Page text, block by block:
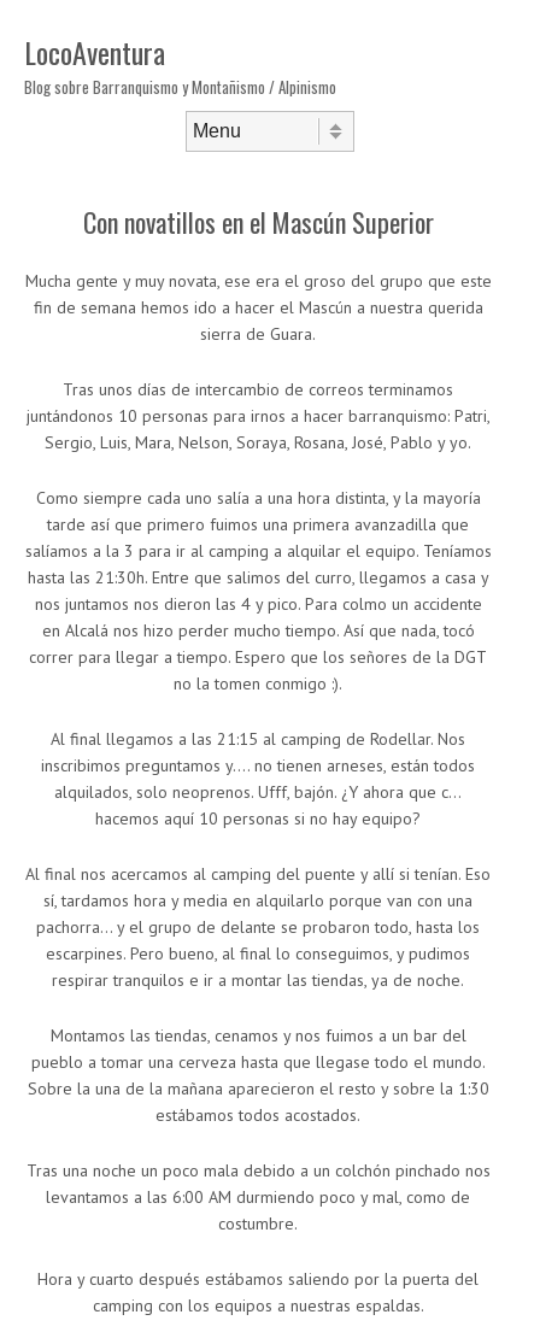
LocoAventura
Blog sobre Barranquismo y Montañismo / Alpinismo
Con novatillos en el Mascún Superior
Mucha gente y muy novata, ese era el groso del grupo que este
fin de semana hemos ido a hacer el Mascún a nuestra querida
sierra de Guara.
Tras unos días de intercambio de correos terminamos
juntándonos 10 personas para irnos a hacer barranquismo: Patri,
Sergio, Luis, Mara, Nelson, Soraya, Rosana, José, Pablo y yo.
Como siempre cada uno salía a una hora distinta, y la mayoría
tarde así que primero fuimos una primera avanzadilla que
salíamos a la 3 para ir al camping a alquilar el equipo. Teníamos
hasta las 21:30h. Entre que salimos del curro, llegamos a casa y
nos juntamos nos dieron las 4 y pico. Para colmo un accidente
en Alcalá nos hizo perder mucho tiempo. Así que nada, tocó
correr para llegar a tiempo. Espero que los señores de la DGT
no la tomen conmigo :).
Al final llegamos a las 21:15 al camping de Rodellar. Nos
inscribimos preguntamos y…. no tienen arneses, están todos
alquilados, solo neoprenos. Ufff, bajón. ¿Y ahora que c…
hacemos aquí 10 personas si no hay equipo?
Al final nos acercamos al camping del puente y allí si tenían. Eso
sí, tardamos hora y media en alquilarlo porque van con una
pachorra… y el grupo de delante se probaron todo, hasta los
escarpines. Pero bueno, al final lo conseguimos, y pudimos
respirar tranquilos e ir a montar las tiendas, ya de noche.
Montamos las tiendas, cenamos y nos fuimos a un bar del
pueblo a tomar una cerveza hasta que llegase todo el mundo.
Sobre la una de la mañana aparecieron el resto y sobre la 1:30
estábamos todos acostados.
Tras una noche un poco mala debido a un colchón pinchado nos
levantamos a las 6:00 AM durmiendo poco y mal, como de
costumbre.
Hora y cuarto después estábamos saliendo por la puerta del
camping con los equipos a nuestras espaldas.